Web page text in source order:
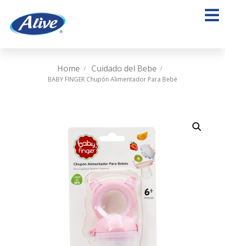
Home Cuidado del Bebe
BABY FINGER Chupón Alimentador Para Bebé